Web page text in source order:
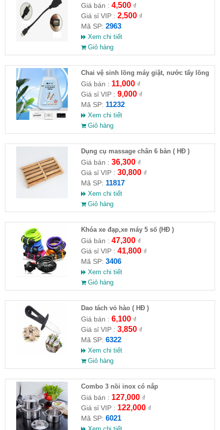
Giá bán : 4,500₫
Giá sỉ VIP : 2,500₫
Mã SP: 2963
Xem chi tiết
Giỏ hàng
Chai vệ sinh lồng máy giặt, nước tẩy lồng
máy giặt CLEANING FLUID
Giá bán : 11,000₫
Giá sỉ VIP : 9,000₫
Mã SP: 11232
Xem chi tiết
Giỏ hàng
Dụng cụ massage chân 6 bàn ( HĐ )
Giá bán : 36,300₫
Giá sỉ VIP : 30,800₫
Mã SP: 11817
Xem chi tiết
Giỏ hàng
Khóa xe đạp,xe máy 5 số (HĐ )
Giá bán : 47,300₫
Giá sỉ VIP : 41,800₫
Mã SP: 3406
Xem chi tiết
Giỏ hàng
Dao tách vỏ hào ( HĐ )
Giá bán : 6,100₫
Giá sỉ VIP : 3,850₫
Mã SP: 6322
Xem chi tiết
Giỏ hàng
Combo 3 nồi inox có nắp
Giá bán : 127,000₫
Giá sỉ VIP : 122,000₫
Mã SP: 6021